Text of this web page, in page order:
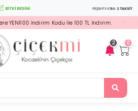
PEŞİN FİYATINA 2 TAKSİT
İndirim Kodu İle 100 TL İndirim. • Seçili
2 0